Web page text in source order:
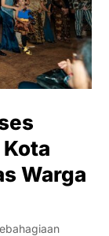
Warga